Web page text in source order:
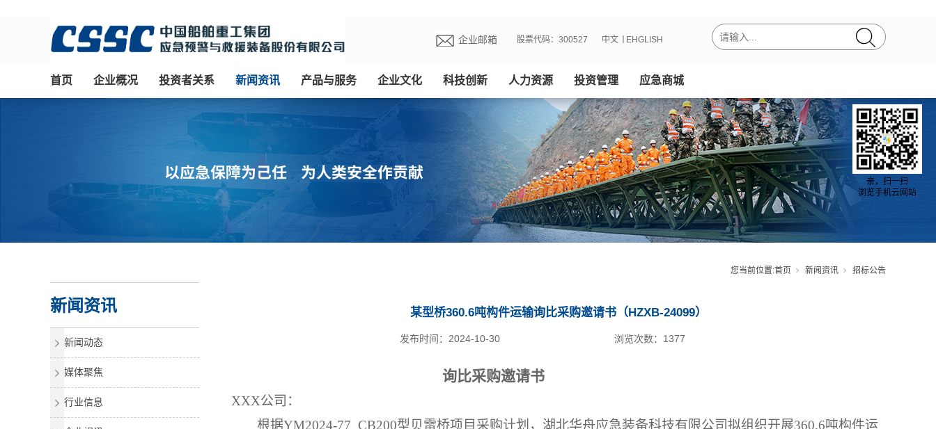
企业邮箱 股票代码：300527 EHGLISH
中文
首页 企业概况 投资者关系 新闻资讯 产品与服务 企业文化 科技创新 人力资源 投资管理 应急商城
您当前位置:首页 新闻资讯 招标公告
新闻资讯
新闻动态
媒体聚焦
行业信息
某型桥360.6吨构件运输询比采购邀请书（HZXB-24099）
2024-10-30
发布时间： 浏览次数： 1377
询比采购邀请书
XXX公司 ：
根据YM2024-77 CB200型贝雷桥项目采购计划，湖北华舟应急装备科技有限公司拟组织开展360.6吨构件运
亲，扫一扫
浏览手机云网站